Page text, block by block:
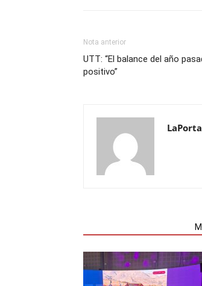
Nota anterior
UTT: “El balance del año
positivo”